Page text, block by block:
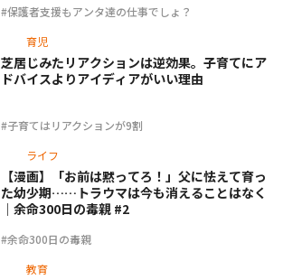
#保護者支援もアンタ達の仕事でしょ？
育児
#子育てはリアクションが9割
芝居じみたリアクションは逆効果。子育てにア
ドバイスよりアイディアがいい理由
ライフ
#余命300日の毒親
【漫画】「お前は黙ってろ！」父に怯えて育っ
た幼少期……トラウマは今も消えることはなく
｜余命300日の毒親 #2
教育